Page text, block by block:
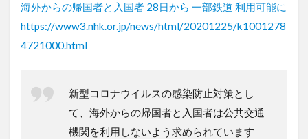
海外からの帰国者と入国者 28日から 一部鉄道 利用可能に
https://www3.nhk.or.jp/news/html/20201225/k1001278
4721000.html
新型コロナウイルスの感染防止対策とし
て、海外からの帰国者と入国者は公共交通
機関を利用しないよう求められています